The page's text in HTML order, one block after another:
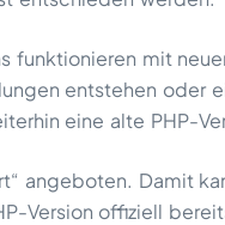
funktionieren mit
entstehen oder
eine alte PHP-
angeboten. Damit
Version offiziell